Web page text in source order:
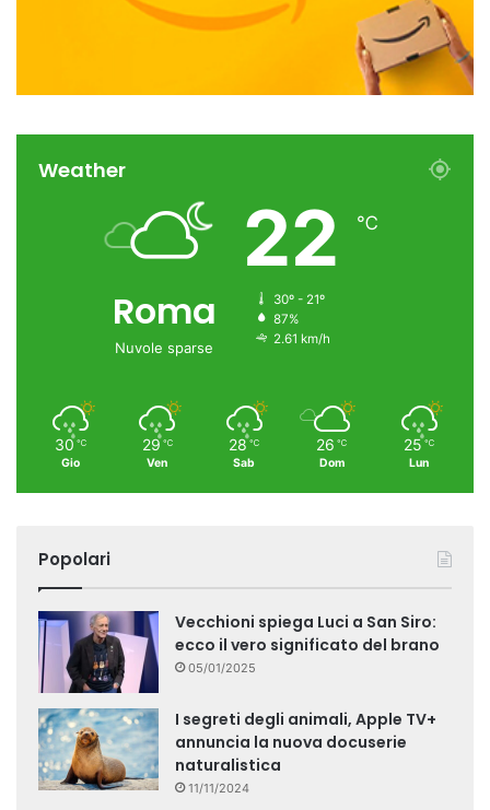
Weather
Roma
Nuvole sparse
22 ℃
30º - 21º
87%
2.61 km/h
30 ℃
Gio
29 ℃
Ven
28 ℃
Sab
26 ℃
Dom
25 ℃
Lun
Popolari
Vecchioni spiega Luci a San Siro:
ecco il vero significato del brano
05/01/2025
I segreti degli animali, Apple TV+
annuncia la nuova docuserie
naturalistica
11/11/2024